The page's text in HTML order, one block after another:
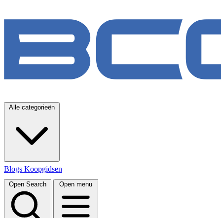
Alle categorieën
Blogs Koopgidsen
Open Search Open menu